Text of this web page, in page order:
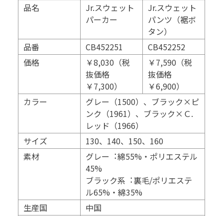
品名
Jr.スウェット
パーカー
Jr.スウェット
パンツ（裾ボ
タン）
品番
CB452251
CB452252
価格
￥8,030（税
抜価格
￥7,300）
￥7,590（税
抜価格
￥6,900）
カラー
グレー（1500）、ブラック×ピ
ンク（1961）、ブラック×Ｃ.
レッド（1966）
サイズ
130、140、150、160
素材
グレー︓綿55%・ポリエステル
45%
ブラック系︓裏毛/ポリエステ
ル65%・綿35%
生産国
中国